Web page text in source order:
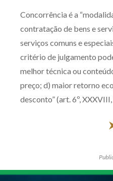
Zênite in
PR
Concorrência é a
contratação de bens e
serviços comuns e
critério de julgamento
melhor técnica ou
preço; d) maior retorno
desconto” (art. 6º,